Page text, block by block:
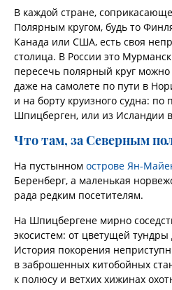
В каждой стране,
Полярным кругом, будь то
Канада или США, есть своя
столица. В России это
пересечь полярный круг
даже на самолете по пути в
и на борту круизного судна:
Шпицберген, или из Исландии
Что там, за Северным
На пустынном острове Ян-
Беренберг, а маленькая
рада редким посетителям.
На Шпицбергене мирно
экосистем: от цветущей
История покорения
в заброшенных китобойных
к полюсу и ветхих хижинах